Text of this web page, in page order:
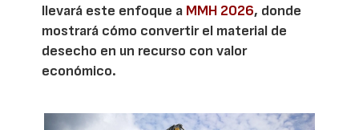
llevará este enfoque a MMH 2026, donde
mostrará cómo convertir el material de
desecho en un recurso con valor
económico.